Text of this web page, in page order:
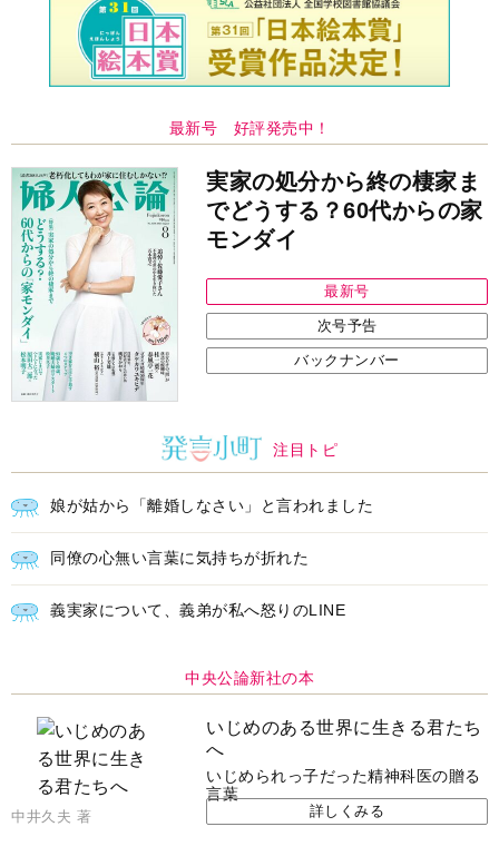
最新号 好評発売中！
実家の処分から終の棲家ま
でどうする？60代からの家
モンダイ
最新号
次号予告
バックナンバー
注目トピ
娘が姑から「離婚しなさい」と言われました
同僚の心無い言葉に気持ちが折れた
義実家について、義弟が私へ怒りのLINE
中央公論新社の本
いじめのある世界に生きる君たち
へ
いじめられっ子だった精神科医の贈る
言葉
中井久夫 著 詳しくみる